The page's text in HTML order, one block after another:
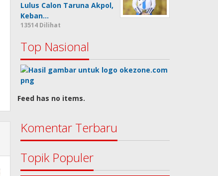
Lulus Calon Taruna Akpol,
Keban…
13514 Dilihat
Top Nasional
Feed has no items.
Komentar Terbaru
Topik Populer